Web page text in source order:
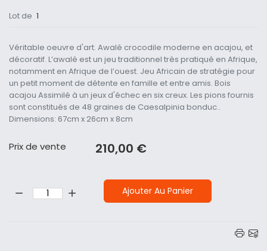
Lot de 1
Véritable oeuvre d'art. Awalé crocodile moderne en acajou, et
décoratif. L’awalé est un jeu traditionnel très pratiqué en Afrique,
notamment en Afrique de l’ouest. Jeu Africain de stratégie pour
un petit moment de détente en famille et entre amis. Bois
acajou Assimilé à un jeux d'échec en six creux. Les pions fournis
sont constitués de 48 graines de Caesalpinia bonduc..
Dimensions: 67cm x 26cm x 8cm
Prix ​​de vente 210,00 €
Ajouter Au Panier